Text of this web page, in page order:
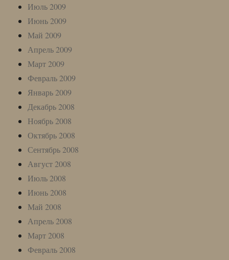
Июль 2009
Июнь 2009
Май 2009
Апрель 2009
Март 2009
Февраль 2009
Январь 2009
Декабрь 2008
Ноябрь 2008
Октябрь 2008
Сентябрь 2008
Август 2008
Июль 2008
Июнь 2008
Май 2008
Апрель 2008
Март 2008
Февраль 2008